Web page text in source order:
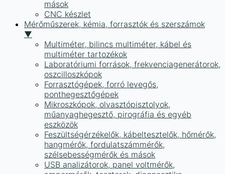
mások
CNC készlet
Mérőműszerek, kémia, forrasztók és szerszámok
▼
Multiméter, bilincs multiméter, kábel és
multiméter tartozékok
Laboratóriumi források, frekvenciagenerátorok,
oszcilloszkópok
Forrasztógépek, forró levegős,
ponthegesztőgépek
Mikroszkópok, olvasztópisztolyok,
műanyaghegesztő, pirográfia és egyéb
eszközök
Feszültségérzékelők, kábeltesztelők, hőmérők,
hangmérők, fordulatszámmérők,
szélsebességmérők és mások
USB analizátorok, panel voltmérők,